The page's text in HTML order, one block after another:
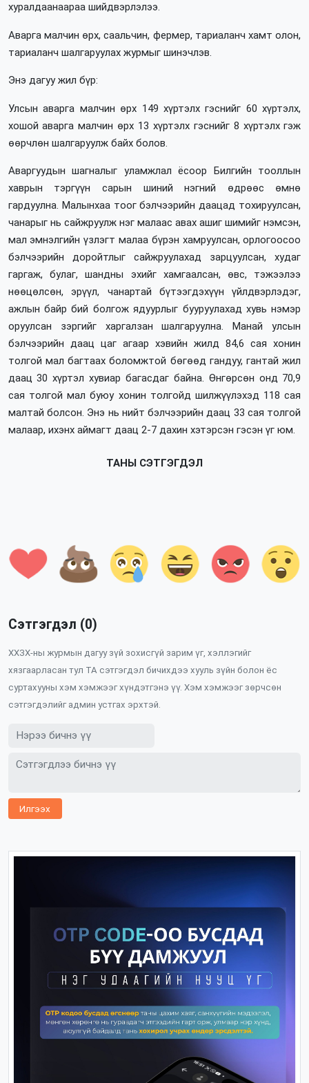
хуралдаанаараа шийдвэрлэлээ.
Аварга малчин өрх, саальчин, фермер, тариаланч хамт олон,
тариаланч шалгаруулах журмыг шинэчлэв.
Энэ дагуу жил бүр:
Улсын аварга малчин өрх 149 хүртэлх гэснийг 60 хүртэлх,
хошой аварга малчин өрх 13 хүртэлх гэснийг 8 хүртэлх гэж
өөрчлөн шалгаруулж байх болов.
Аваргуудын шагналыг уламжлал ёсоор Билгийн тооллын
хаврын тэргүүн сарын шиний нэгний өдрөөс өмнө
гардуулна. Малынхаа тоог бэлчээрийн даацад тохируулсан,
чанарыг нь сайжруулж нэг малаас авах ашиг шимийг нэмсэн,
мал эмнэлгийн үзлэгт малаа бүрэн хамруулсан, орлогоосоо
бэлчээрийн доройтлыг сайжруулахад зарцуулсан, худаг
гаргаж, булаг, шандны эхийг хамгаалсан, өвс, тэжээлээ
нөөцөлсөн, эрүүл, чанартай бүтээгдэхүүн үйлдвэрлэдэг,
ажлын байр бий болгож ядуурлыг бууруулахад хувь нэмэр
оруулсан зэргийг харгалзан шалгаруулна. Манай улсын
бэлчээрийн даац цаг агаар хэвийн жилд 84,6 сая хонин
толгой мал багтаах боломжтой бөгөөд гандуу, гантай жил
даац 30 хүртэл хувиар багасдаг байна. Өнгөрсөн онд 70,9
сая толгой мал буюу хонин толгойд шилжүүлэхэд 118 сая
малтай болсон. Энэ нь нийт бэлчээрийн даац 33 сая толгой
малаар, ихэнх аймагт даац 2-7 дахин хэтэрсэн гэсэн үг юм.
ТАНЫ СЭТГЭГДЭЛ
Сэтгэгдэл (0)
ХХЗХ-ны журмын дагуу зүй зохисгүй зарим үг, хэллэгийг
хязгаарласан тул ТА сэтгэгдэл бичихдээ хууль зүйн болон ёс
суртахууны хэм хэмжээг хүндэтгэнэ үү. Хэм хэмжээг зөрчсөн
сэтгэгдэлийг админ устгах эрхтэй.
Илгээх